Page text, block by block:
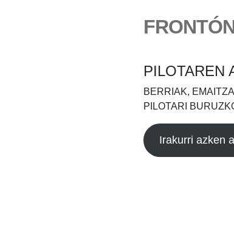
PILOTAREN
BERRIAK,
PILOTARI
Irakurri azken